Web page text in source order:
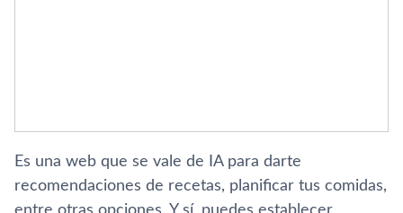
Es una web que se vale de IA para darte
recomendaciones de recetas, planificar tus comidas,